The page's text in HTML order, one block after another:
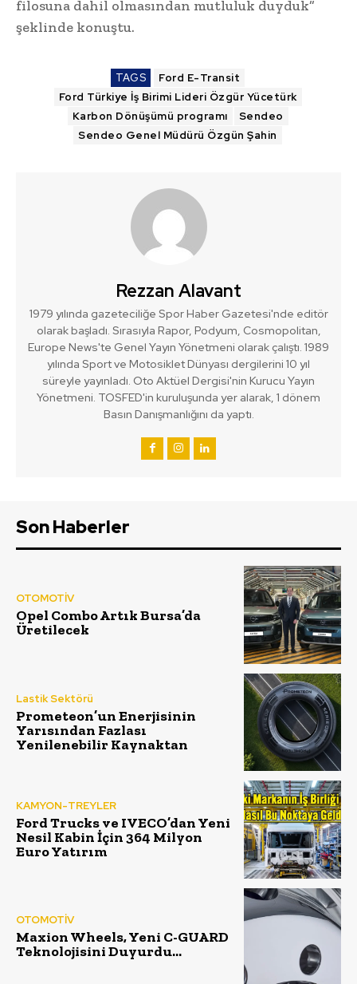
filosuna dahil olmasından mutluluk duyduk”
şeklinde konuştu.
TAGS
Ford E-Transit
Ford Türkiye İş Birimi Lideri Özgür Yücetürk
Karbon Dönüşümü programı
Sendeo
Sendeo Genel Müdürü Özgün Şahin
Rezzan Alavant
1979 yılında gazeteciliğe Spor Haber Gazetesi'nde editör
olarak başladı. Sırasıyla Rapor, Podyum, Cosmopolitan,
Europe News'te Genel Yayın Yönetmeni olarak çalıştı. 1989
yılında Sport ve Motosiklet Dünyası dergilerini 10 yıl
süreyle yayınladı. Oto Aktüel Dergisi'nin Kurucu Yayın
Yönetmeni. TOSFED'in kuruluşunda yer alarak, 1 dönem
Basın Danışmanlığını da yaptı.
Son Haberler
OTOMOTİV
Opel Combo Artık Bursa’da
Üretilecek
Lastik Sektörü
Prometeon’un Enerjisinin
Yarısından Fazlası
Yenilenebilir Kaynaktan
KAMYON-TREYLER
Ford Trucks ve IVECO’dan Yeni
Nesil Kabin İçin 364 Milyon
Euro Yatırım
OTOMOTİV
Maxion Wheels, Yeni C-GUARD
Teknolojisini Duyurdu…